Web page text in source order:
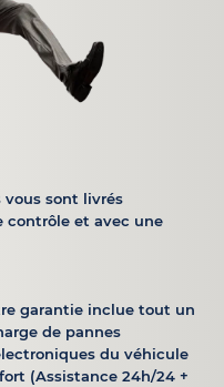
vous sont livrés
contrôle et avec une
garantie inclue tout un
de pannes
du véhicule
(Assistance 24h/24 +